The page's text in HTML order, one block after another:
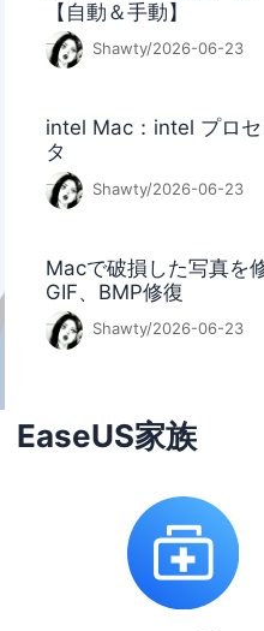
【自動＆手動】
Shawty/2026-06-23
intel Mac：intel プロ
タ
Shawty/2026-06-23
Macで破損した写真を
GIF、BMP修復
Shawty/2026-06-23
EaseUS家族